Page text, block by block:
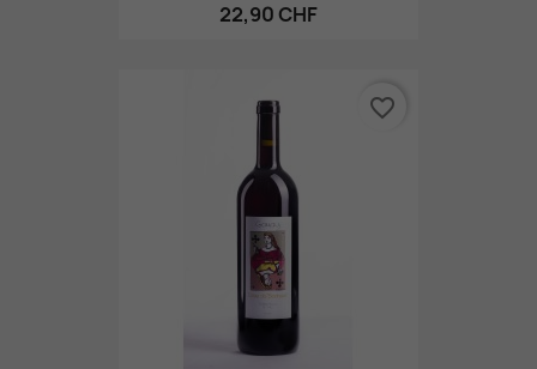
22,90 CHF
favorite_border